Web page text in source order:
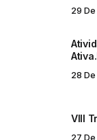
29
28
VIII
27